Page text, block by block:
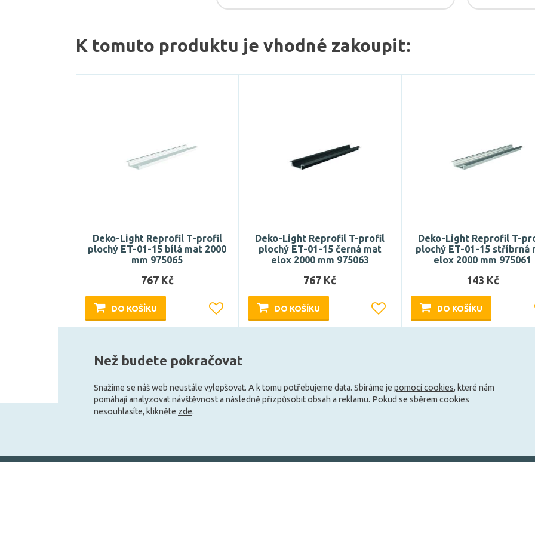
K tomuto produktu je vhodné zakoupit:
Deko-Light Reprofil T-profil
plochý ET-01-15 bílá mat 2000
mm 975065
767 Kč
DO KOŠÍKU
Deko-Light Reprofil T-profil
plochý ET-01-15 černá mat
elox 2000 mm 975063
767 Kč
DO KOŠÍKU
Deko-Light Reprofil T-
plochý ET-01-15 stříbrná
elox 2000 mm 975061
143 Kč
DO KOŠÍKU
Než budete pokračovat
Snažíme se náš web neustále vylepšovat. A k tomu potřebujeme data. Sbíráme je pomocí cookies, které nám
pomáhají analyzovat návštěvnost a následně přizpůsobit obsah a reklamu. Pokud se sběrem cookies
nesouhlasíte, klikněte zde.